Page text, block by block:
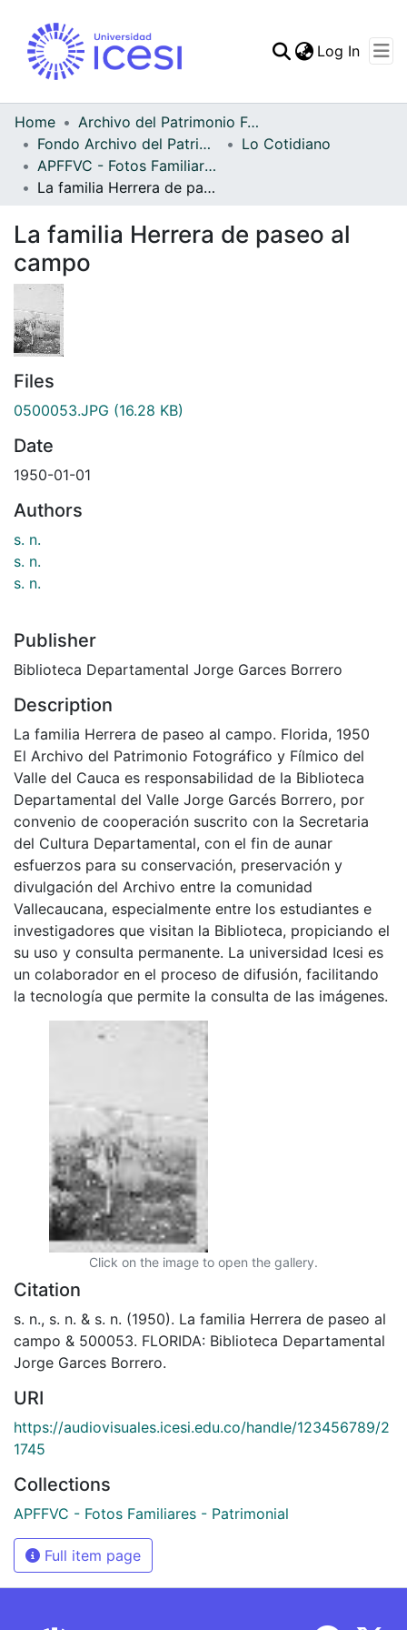
Statistics
Log In
Home
Archivo del Patrimonio Fotográfico y Fílmico del Valle del Cauca
Fondo Archivo del Patrimonio Fotográfico y Fílmico del Valle del Cauca
Lo Cotidiano
APFFVC - Fotos Familiares - Patrimonial
La familia Herrera de paseo al campo
La familia Herrera de paseo al
campo
Files
0500053.JPG (16.28 KB)
Date
1950-01-01
Authors
s. n.
s. n.
s. n.
Publisher
Biblioteca Departamental Jorge Garces Borrero
Description
La familia Herrera de paseo al campo. Florida, 1950
El Archivo del Patrimonio Fotográfico y Fílmico del
Valle del Cauca es responsabilidad de la Biblioteca
Departamental del Valle Jorge Garcés Borrero, por
convenio de cooperación suscrito con la Secretaria
del Cultura Departamental, con el fin de aunar
esfuerzos para su conservación, preservación y
divulgación del Archivo entre la comunidad
Vallecaucana, especialmente entre los estudiantes e
investigadores que visitan la Biblioteca, propiciando el
su uso y consulta permanente. La universidad Icesi es
un colaborador en el proceso de difusión, facilitando
la tecnología que permite la consulta de las imágenes.
Click on the image to open the gallery.
Citation
s. n., s. n. & s. n. (1950). La familia Herrera de paseo al
campo & 500053. FLORIDA: Biblioteca Departamental
Jorge Garces Borrero.
URI
https://audiovisuales.icesi.edu.co/handle/123456789/2
1745
Collections
APFFVC - Fotos Familiares - Patrimonial
Full item page